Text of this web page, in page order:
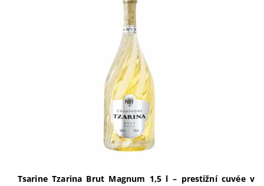
Tsarine Tzarina Brut Magnum 1,5 l – prestižní cuvée v